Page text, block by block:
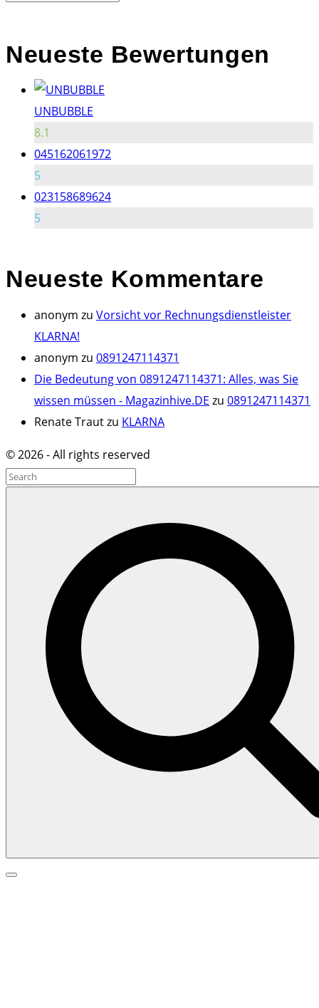
Neueste Bewertungen
UNBUBBLE
8.1
045162061972
5
023158689624
5
Neueste Kommentare
anonym zu Vorsicht vor Rechnungsdienstleister
KLARNA!
anonym zu 0891247114371
Die Bedeutung von 0891247114371: Alles, was Sie
wissen müssen - Magazinhive.DE zu 0891247114371
Renate Trautzu KLARNA
©2026- All rights reserved
Search
Search
Go